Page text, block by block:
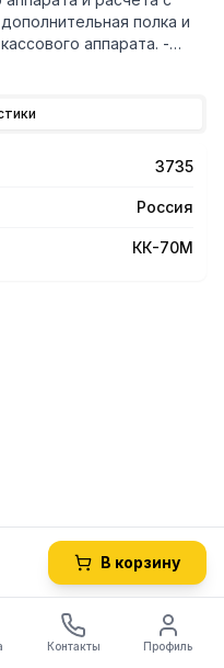
полка и
аппарата. -
установить кассовую
- Род тока
3735
Россия
КК-70М
В корзину
Контакты Профиль